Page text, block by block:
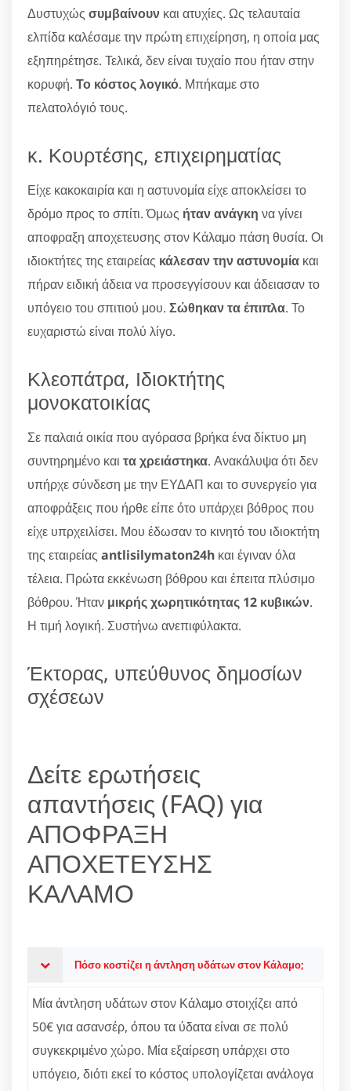
Δυστυχώς συμβαίνουν και ατυχίες. Ως τελαυταία
ελπίδα καλέσαμε την πρώτη επιχείρηση, η οποία μας
εξηπηρέτησε. Τελικά, δεν είναι τυχαίο που ήταν στην
κορυφή. Το κόστος λογικό. Μπήκαμε στο
πελατολόγιό τους.
κ. Κουρτέσης, επιχειρηματίας
Είχε κακοκαιρία και η αστυνομία είχε αποκλείσει το
δρόμο προς το σπίτι. Όμως ήταν ανάγκη να γίνει
αποφραξη αποχετευσης στον Κάλαμο πάση θυσία. Οι
ιδιοκτήτες της εταιρείας κάλεσαν την αστυνομία και
πήραν ειδική άδεια να προσεγγίσουν και άδειασαν το
υπόγειο του σπιτιού μου. Σώθηκαν τα έπιπλα. Το
ευχαριστώ είναι πολύ λίγο.
Κλεοπάτρα, Ιδιοκτήτης
μονοκατοικίας
Σε παλαιά οικία που αγόρασα βρήκα ένα δίκτυο μη
συντηρημένο και τα χρειάστηκα. Ανακάλυψα ότι δεν
υπήρχε σύνδεση με την ΕΥΔΑΠ και το συνεργείο για
αποφράξεις που ήρθε είπε ότο υπάρχει βόθρος που
είχε υπρχειλίσει. Μου έδωσαν το κινητό του ιδιοκτήτη
της εταιρείας antlisilymaton24h και έγιναν όλα
τέλεια. Πρώτα εκκένωση βόθρου και έπειτα πλύσιμο
βόθρου. Ήταν μικρής χωρητικότητας 12 κυβικών.
Η τιμή λογική. Συστήνω ανεπιφύλακτα.
Έκτορας, υπεύθυνος δημοσίων
σχέσεων
Δείτε ερωτήσεις
απαντήσεις (FAQ) για
ΑΠΟΦΡΑΞΗ
ΑΠΟΧΕΤΕΥΣΗΣ
ΚΑΛΑΜΟ
Πόσο κοστίζει η άντληση υδάτων στον Κάλαμο;
Μία άντληση υδάτων στον Κάλαμο στοιχίζει από
50€ για ασανσέρ, όπου τα ύδατα είναι σε πολύ
συγκεκριμένο χώρο. Μία εξαίρεση υπάρχει στο
υπόγειο, διότι εκεί το κόστος υπολογίζεται ανάλογα